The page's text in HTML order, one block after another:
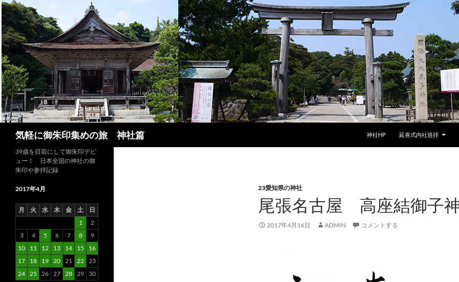
コ
ン
テ
ン
ツ
へ
ス
キ
ッ
プ
気軽に御朱印集めの旅 神社篇 神社HP 延喜式内社巡拝
23愛知県の神社
尾張名古屋 高座結御子
2017年4月16日 ADMIN コメントする
39歳を目前にして御朱印デビ
ュー！ 日本全国の神社の御
朱印や参拝記録
2017年4月
月 火 水 木 金 土
日
1
2
3
4 5 6 7 8
9
10
11 12 13 14 15
16
17
18 19 20 21 22 23
24 25 26 27 28 29
30